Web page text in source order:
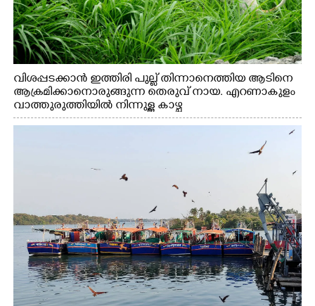
വിശപ്പടക്കാൻ ഇത്തിരി പുല്ല് തിന്നാനെത്തിയ ആടിനെ
ആക്രമിക്കാനൊരുങ്ങുന്ന തെരുവ് നായ. എറണാകുളം
വാത്തുരുത്തിയിൽ നിന്നുള്ള കാഴ്ച